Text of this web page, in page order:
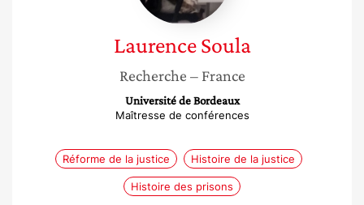
Laurence Soula
Recherche – France
Université de Bordeaux
Maîtresse de conférences
Réforme de la justice Histoire de la justice
Histoire des prisons